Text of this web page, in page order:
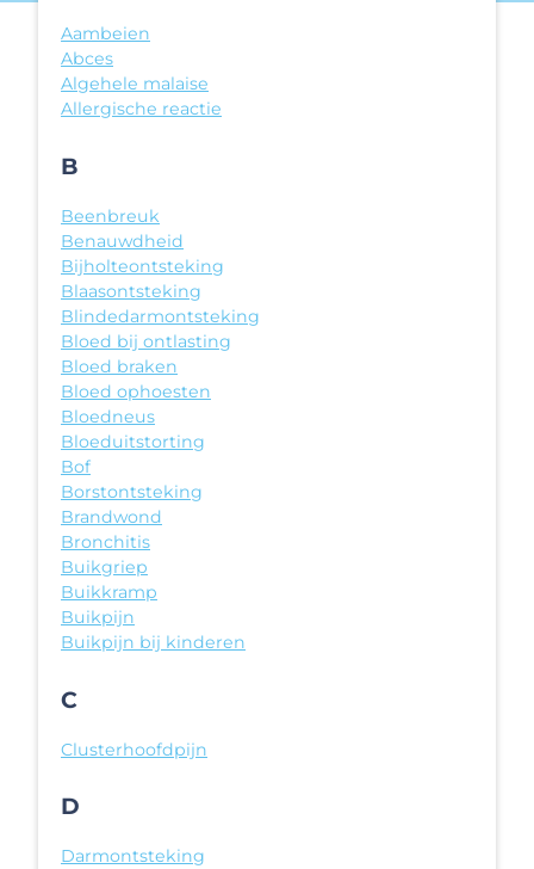
Aambeien
Abces
Algehele malaise
Allergische reactie
B
Beenbreuk
Benauwdheid
Bijholteontsteking
Blaasontsteking
Blindedarmontsteking
Bloed bij ontlasting
Bloed braken
Bloed ophoesten
Bloedneus
Bloeduitstorting
Bof
Borstontsteking
Brandwond
Bronchitis
Buikgriep
Buikkramp
Buikpijn
Buikpijn bij kinderen
C
Clusterhoofdpijn
D
Darmontsteking